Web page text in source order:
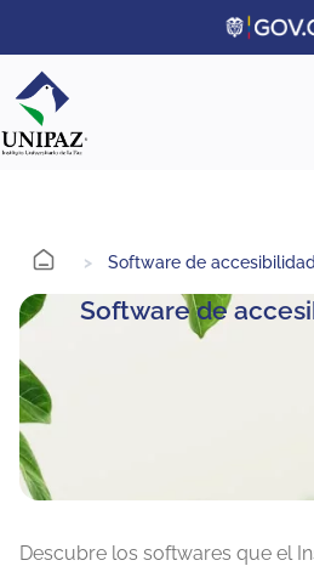
> Software de
Software de
Descubre los softwares que el